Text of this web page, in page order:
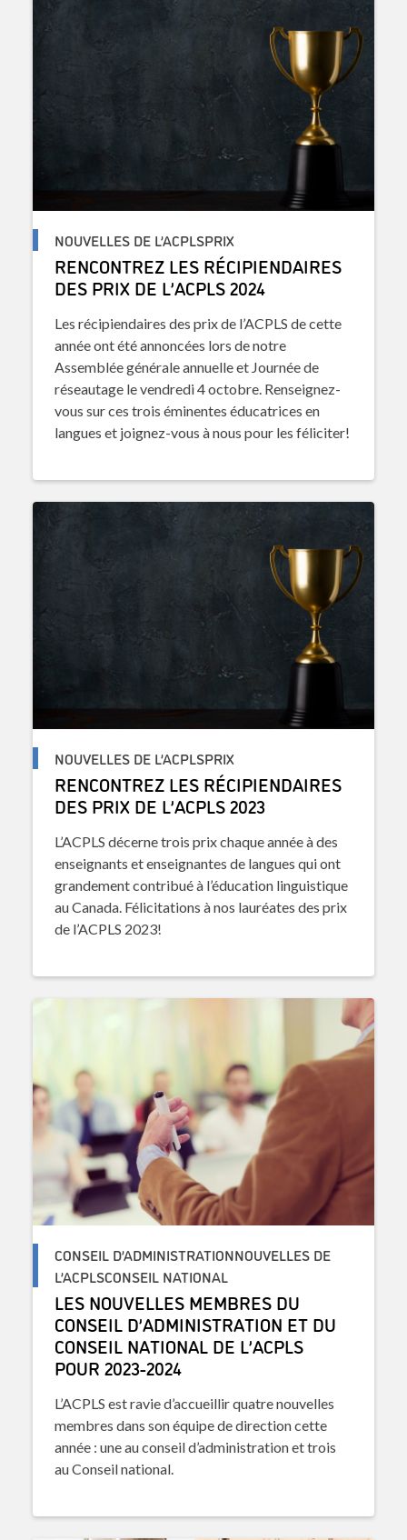
NOUVELLES DE L’ACPLSPRIX
RENCONTREZ LES RÉCIPIENDAIRES
DES PRIX DE L’ACPLS 2024
Les récipiendaires des prix de l’ACPLS de cette
année ont été annoncées lors de notre
Assemblée générale annuelle et Journée de
réseautage le vendredi 4 octobre. Renseignez-
vous sur ces trois éminentes éducatrices en
langues et joignez-vous à nous pour les féliciter!
NOUVELLES DE L’ACPLSPRIX
RENCONTREZ LES RÉCIPIENDAIRES
DES PRIX DE L’ACPLS 2023
L’ACPLS décerne trois prix chaque année à des
enseignants et enseignantes de langues qui ont
grandement contribué à l’éducation linguistique
au Canada. Félicitations à nos lauréates des prix
de l’ACPLS 2023!
CONSEIL D’ADMINISTRATIONNOUVELLES DE
L’ACPLSCONSEIL NATIONAL
LES NOUVELLES MEMBRES DU
CONSEIL D’ADMINISTRATION ET DU
CONSEIL NATIONAL DE L’ACPLS
POUR 2023-2024
L’ACPLS est ravie d’accueillir quatre nouvelles
membres dans son équipe de direction cette
année : une au conseil d’administration et trois
au Conseil national.